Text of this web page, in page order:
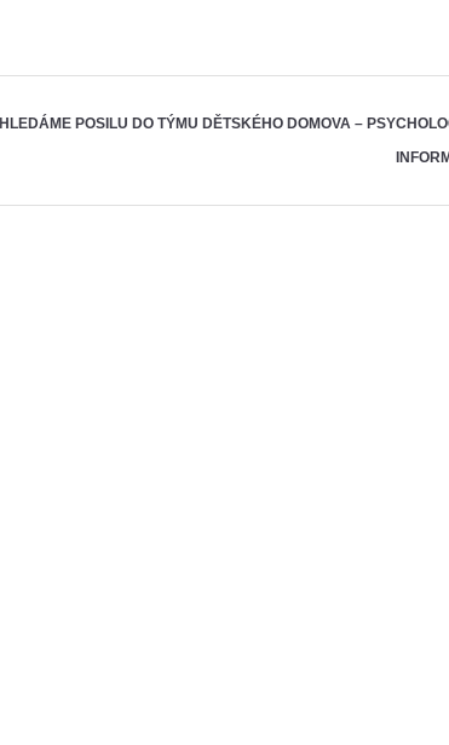
HLEDÁME POSILU DO TÝMU DĚTSKÉHO DOMOVA –